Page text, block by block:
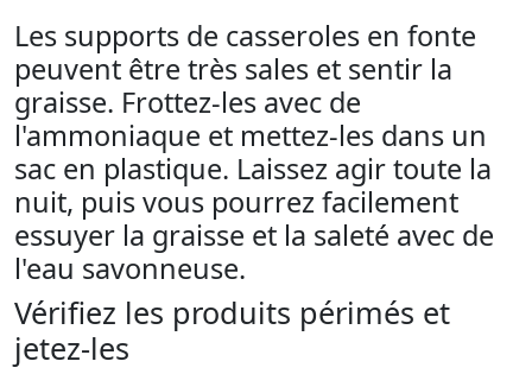
Les supports de casseroles en fonte
peuvent être très sales et sentir la
graisse. Frottez-les avec de
l'ammoniaque et mettez-les dans un
sac en plastique. Laissez agir toute la
nuit, puis vous pourrez facilement
essuyer la graisse et la saleté avec de
l'eau savonneuse.
Vérifiez les produits périmés et
jetez-les